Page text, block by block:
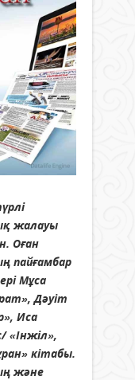
жалауы
Оған
пайғамбар
Мұса
Дәуіт
Иса
«Інжіл»,
кітабы.
және